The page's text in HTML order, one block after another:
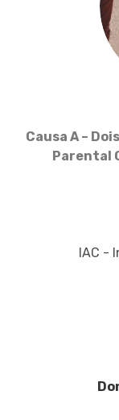
Causa A –
Parental
IAC -